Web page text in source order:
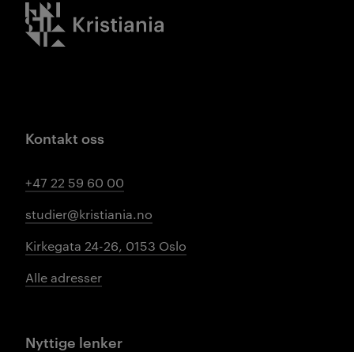
Kristiania logo
Kontakt oss
+47 22 59 60 00
studier@kristiania.no
Kirkegata 24-26, 0153 Oslo
Alle adresser
Nyttige lenker